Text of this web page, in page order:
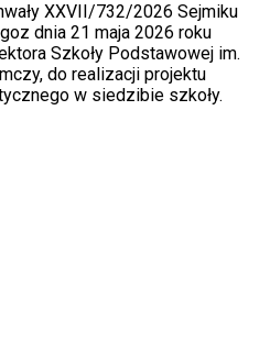
XXVII/732/2026 Sejmiku
dnia 21 maja 2026 roku
Szkoły Podstawowej im.
do realizacji projektu
w siedzibie szkoły.